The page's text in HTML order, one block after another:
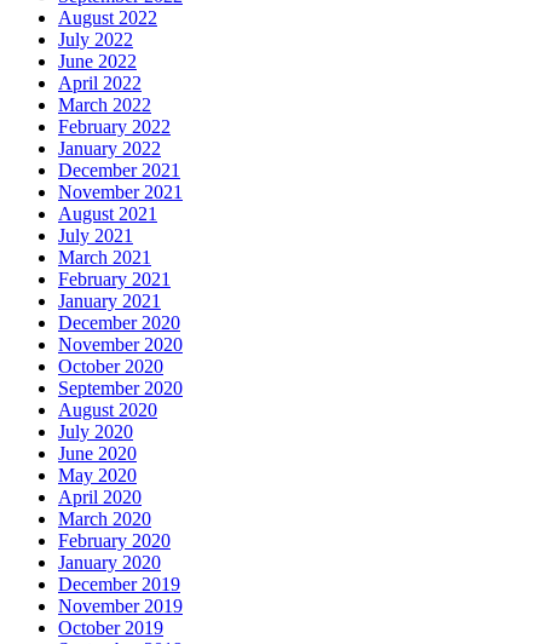
August 2022
July 2022
June 2022
April 2022
March 2022
February 2022
January 2022
December 2021
November 2021
August 2021
July 2021
March 2021
February 2021
January 2021
December 2020
November 2020
October 2020
September 2020
August 2020
July 2020
June 2020
May 2020
April 2020
March 2020
February 2020
January 2020
December 2019
November 2019
October 2019